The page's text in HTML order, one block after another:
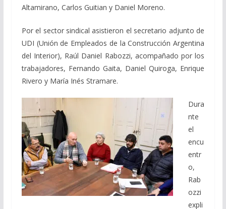
Altamirano, Carlos Guitian y Daniel Moreno.
Por el sector sindical asistieron el secretario adjunto de
UDI (Unión de Empleados de la Construcción Argentina
del Interior), Raúl Daniel Rabozzi, acompañado por los
trabajadores, Fernando Gaita, Daniel Quiroga, Enrique
Rivero y María Inés Stramare.
Dura
nte
el
encu
entr
o,
Rab
ozzi
expli